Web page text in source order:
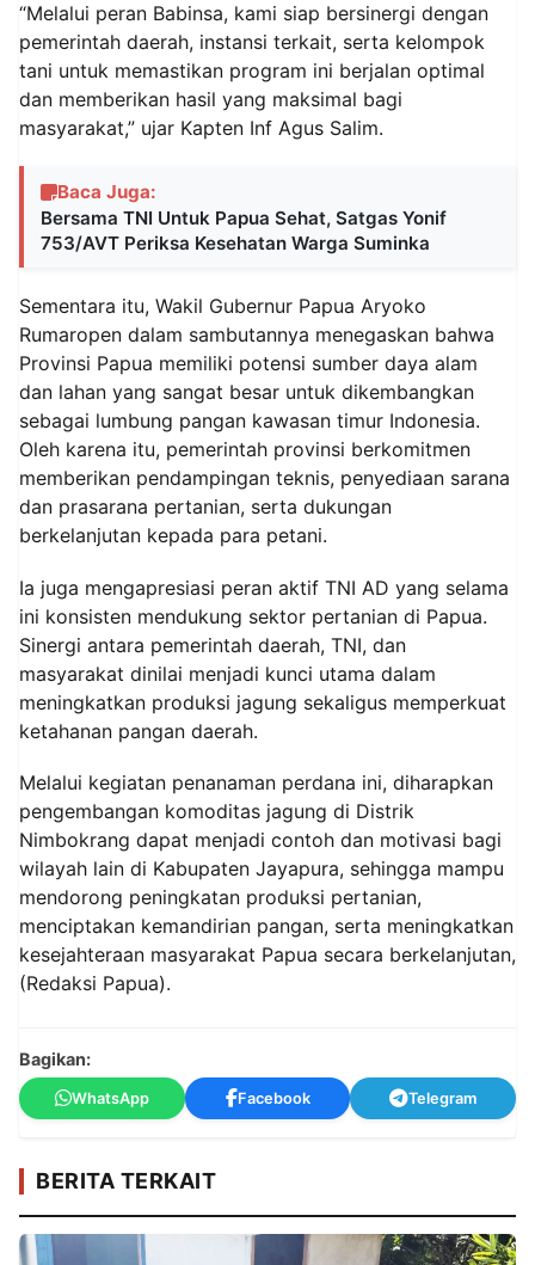
“Melalui peran Babinsa, kami siap bersinergi dengan
pemerintah daerah, instansi terkait, serta kelompok
tani untuk memastikan program ini berjalan optimal
dan memberikan hasil yang maksimal bagi
masyarakat,” ujar Kapten Inf Agus Salim.
Baca Juga:
Bersama TNI Untuk Papua Sehat, Satgas Yonif
753/AVT Periksa Kesehatan Warga Suminka
Sementara itu, Wakil Gubernur Papua Aryoko
Rumaropen dalam sambutannya menegaskan bahwa
Provinsi Papua memiliki potensi sumber daya alam
dan lahan yang sangat besar untuk dikembangkan
sebagai lumbung pangan kawasan timur Indonesia.
Oleh karena itu, pemerintah provinsi berkomitmen
memberikan pendampingan teknis, penyediaan sarana
dan prasarana pertanian, serta dukungan
berkelanjutan kepada para petani.
Ia juga mengapresiasi peran aktif TNI AD yang selama
ini konsisten mendukung sektor pertanian di Papua.
Sinergi antara pemerintah daerah, TNI, dan
masyarakat dinilai menjadi kunci utama dalam
meningkatkan produksi jagung sekaligus memperkuat
ketahanan pangan daerah.
Melalui kegiatan penanaman perdana ini, diharapkan
pengembangan komoditas jagung di Distrik
Nimbokrang dapat menjadi contoh dan motivasi bagi
wilayah lain di Kabupaten Jayapura, sehingga mampu
mendorong peningkatan produksi pertanian,
menciptakan kemandirian pangan, serta meningkatkan
kesejahteraan masyarakat Papua secara berkelanjutan,
(Redaksi Papua).
Bagikan:
WhatsApp Facebook Telegram
BERITA TERKAIT